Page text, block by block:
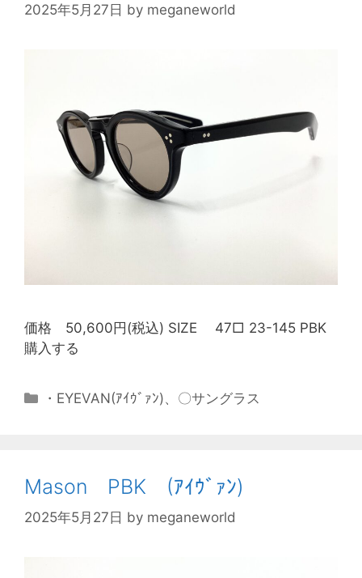
2025年5月27日 by meganeworld
価格 50,600円(税込) SIZE 47□ 23-145 PBK
購入する
・EYEVAN(ｱｲｳﾞｧﾝ)、 〇サングラス
Mason PBK (ｱｲｳﾞｧﾝ)
2025年5月27日 by meganeworld